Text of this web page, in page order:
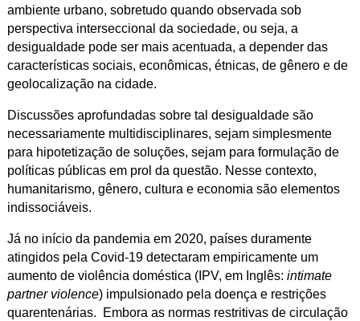
ambiente urbano, sobretudo quando observada sob
perspectiva interseccional da sociedade, ou seja, a
desigualdade pode ser mais acentuada, a depender das
características sociais, econômicas, étnicas, de gênero e de
geolocalização na cidade.
Discussões aprofundadas sobre tal desigualdade são
necessariamente multidisciplinares, sejam simplesmente
para hipotetização de soluções, sejam para formulação de
políticas públicas em prol da questão. Nesse contexto,
humanitarismo, gênero, cultura e economia são elementos
indissociáveis.
Já no início da pandemia em 2020, países duramente
atingidos pela Covid-19 detectaram empiricamente um
aumento de violência doméstica (IPV, em Inglês: intimate
partner violence) impulsionado pela doença e restrições
quarentenárias. Embora as normas restritivas de circulação